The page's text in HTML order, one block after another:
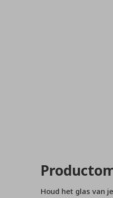
Houd het glas van